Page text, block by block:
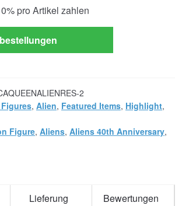
pro Artikel zahlen
2
, Alien, Featured Items, Highlight,
Figure, Aliens, Aliens 40th Anniversary,
Lieferung Bewertungen